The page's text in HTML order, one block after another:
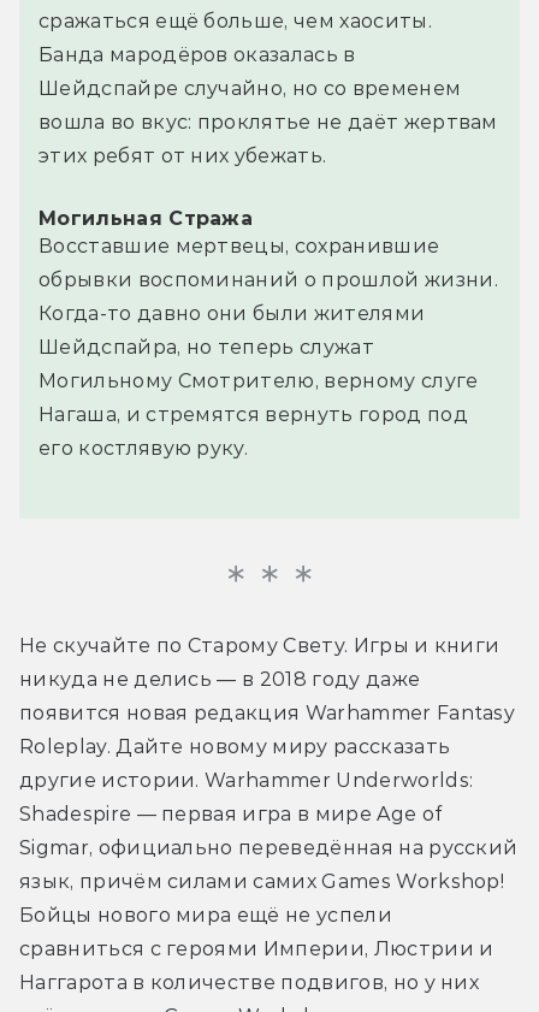
сражаться ещё больше, чем хаоситы.
Банда мародёров оказалась в
Шейдспайре случайно, но со временем
вошла во вкус: проклятье не даёт жертвам
этих ребят от них убежать.
Могильная Стража
Восставшие мертвецы, сохранившие
обрывки воспоминаний о прошлой жизни.
Когда-то давно они были жителями
Шейдспайра, но теперь служат
Могильному Смотрителю, верному слуге
Нагаша, и стремятся вернуть город под
его костлявую руку.
Не скучайте по Старому Свету. Игры и книги
никуда не делись — в 2018 году даже
появится новая редакция Warhammer Fantasy
Roleplay. Дайте новому миру рассказать
другие истории. Warhammer Underworlds:
Shadespire — первая игра в мире Age of
Sigmar, официально переведённая на русский
язык, причём силами самих Games Workshop!
Бойцы нового мира ещё не успели
сравниться с героями Империи, Люстрии и
Наггарота в количестве подвигов, но у них